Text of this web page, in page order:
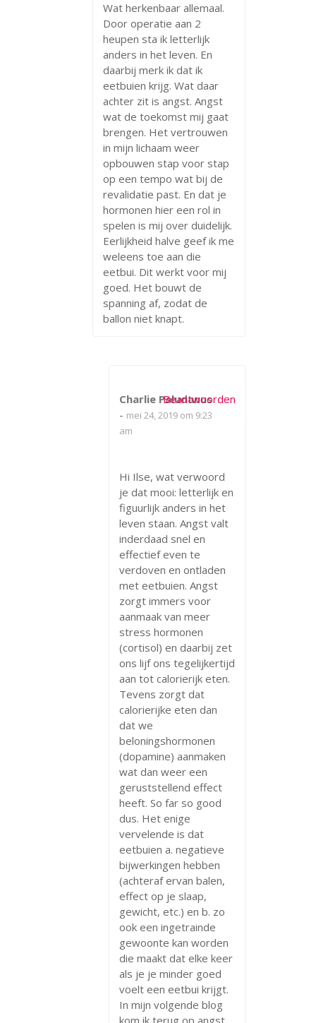
Wat herkenbaar allemaal.
Door operatie aan 2
heupen sta ik letterlijk
anders in het leven. En
daarbij merk ik dat ik
eetbuien krijg. Wat daar
achter zit is angst. Angst
wat de toekomst mij gaat
brengen. Het vertrouwen
in mijn lichaam weer
opbouwen stap voor stap
op een tempo wat bij de
revalidatie past. En dat je
hormonen hier een rol in
spelen is mij over duidelijk.
Eerlijkheid halve geef ik me
weleens toe aan die
eetbui. Dit werkt voor mij
goed. Het bouwt de
spanning af, zodat de
ballon niet knapt.
Charlie Paludanus
- mei 24, 2019 om 9:23
am
Hi Ilse, wat verwoord
je dat mooi: letterlijk en
figuurlijk anders in het
leven staan. Angst valt
inderdaad snel en
effectief even te
verdoven en ontladen
met eetbuien. Angst
zorgt immers voor
aanmaak van meer
stress hormonen
(cortisol) en daarbij zet
ons lijf ons tegelijkertijd
aan tot calorierijk eten.
Tevens zorgt dat
calorierijke eten dan
dat we
beloningshormonen
(dopamine) aanmaken
wat dan weer een
geruststellend effect
heeft. So far so good
dus. Het enige
vervelende is dat
eetbuien a. negatieve
bijwerkingen hebben
(achteraf ervan balen,
effect op je slaap,
gewicht, etc.) en b. zo
ook een ingetrainde
gewoonte kan worden
die maakt dat elke keer
als je je minder goed
voelt een eetbui krijgt.
In mijn volgende blog
Beantwoorden